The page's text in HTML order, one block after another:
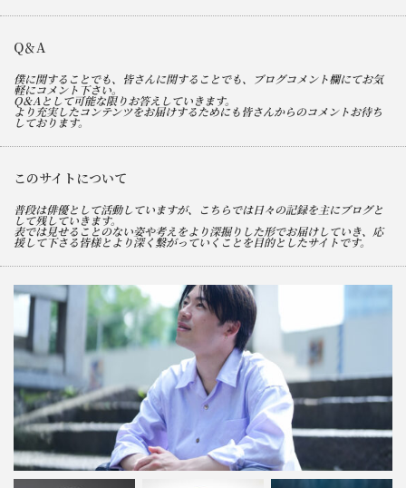
Q＆A
僕に関することでも、皆さんに関することでも、ブログコメント欄にてお気
軽にコメント下さい。
Q＆Aとして可能な限りお答えしていきます。
より充実したコンテンツをお届けするためにも皆さんからのコメントお待ち
しております。
このサイトについて
普段は俳優として活動していますが、こちらでは日々の記録を主にブログと
して残していきます。
表では見せることのない姿や考えをより深掘りした形でお届けしていき、応
援して下さる皆様とより深く繋がっていくことを目的としたサイトです。